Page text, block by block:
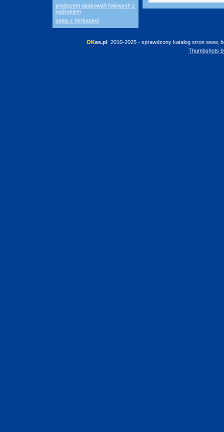
producent opakowań foliowych z
nadrukiem
sklep z herbatami
OKes.pl 2010-2025 - sprawdzony katalog stron www,
Thumbshots